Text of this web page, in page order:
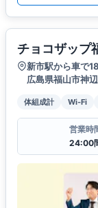
チョコザップ
新市駅から車で
広島県福山市神
体組成計 Wi-Fi
営業時
24:00